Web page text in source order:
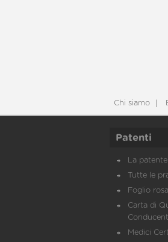
Chi siamo
Patenti
La
Tutte le
Foglio
Carta di
Medici